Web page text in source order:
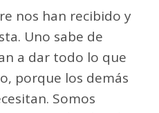
nos han recibido y
Uno sabe de
a dar todo lo que
porque los demás
Somos